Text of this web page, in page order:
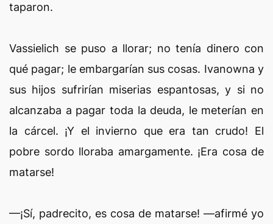
taparon.
Vassielich se puso a llorar; no tenía dinero con
qué pagar; le embargarían sus cosas. Ivanowna y
sus hijos sufrirían miserias espantosas, y si no
alcanzaba a pagar toda la deuda, le meterían en
la cárcel. ¡Y el invierno que era tan crudo! El
pobre sordo lloraba amargamente. ¡Era cosa de
matarse!
—¡Sí, padrecito, es cosa de matarse! —afirmé yo